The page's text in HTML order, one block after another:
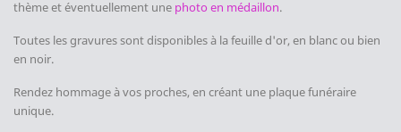
thème et éventuellement une photo en médaillon.
Toutes les gravures sont disponibles à la feuille d'or, en blanc ou bien
en noir.
Rendez hommage à vos proches, en créant une plaque funéraire
unique.